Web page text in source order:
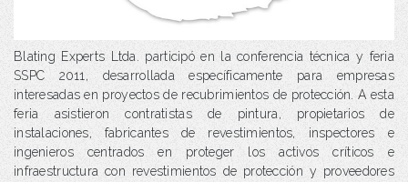
Blating Experts Ltda. participó en la conferencia técnica y feria
SSPC 2011, desarrollada específicamente para empresas
interesadas en proyectos de recubrimientos de protección. A esta
feria asistieron contratistas de pintura, propietarios de
instalaciones, fabricantes de revestimientos, inspectores e
ingenieros centrados en proteger los activos críticos e
infraestructura con revestimientos de protección y proveedores